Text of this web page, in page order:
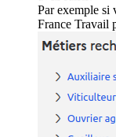
Par exemple si
France Travail